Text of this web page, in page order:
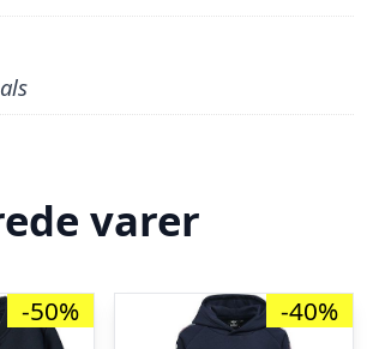
varer
-50% -40%